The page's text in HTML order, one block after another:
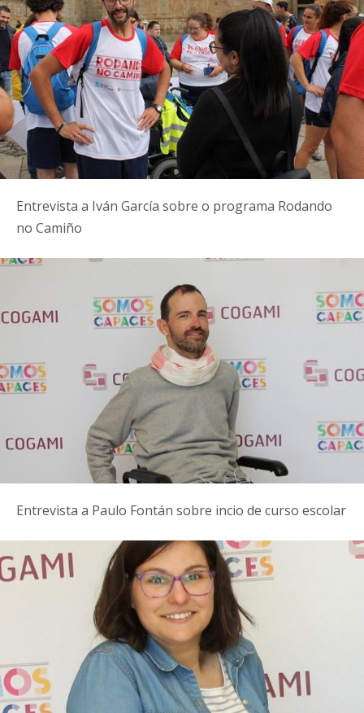
Entrevista a Iván García sobre o programa Rodando
no Camiño
Entrevista a Paulo Fontán sobre incio de curso escolar